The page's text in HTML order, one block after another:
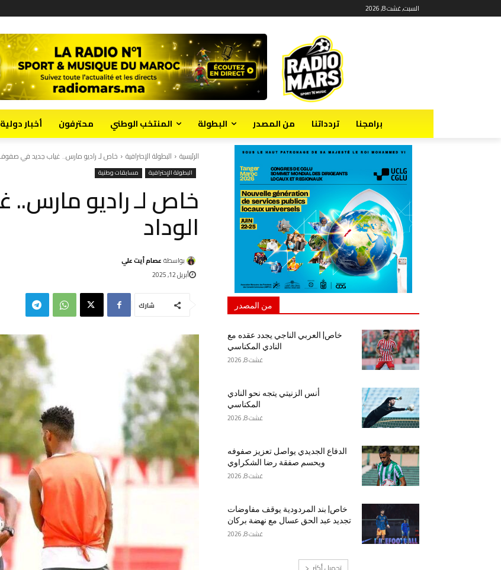
السبت, غشت 8, 2026
برامجنا تردداتنا من المصدر البطولة المنتخب الوطني محترفون أخبار دولية
الرئيسية البطولة الإحترافية خاص لـ راديو مارس.. غياب جديد في صفوف
البطولة الإحترافية مسابقات وطنية
خاص لـ راديو
الوداد
بواسطة عصام أيت علي
أبريل 12, 2025
شارك من المصدر
خاص| العربي الناجي يجدد عقده مع
النادي المكناسي
غشت 8, 2026
أنس الزنيتي يتجه نحو النادي
المكناسي
غشت 8, 2026
الدفاع الجديدي يواصل تعزيز صفوفه
ويحسم صفقة رضا الشكراوي
غشت 8, 2026
خاص| بند المردودية يوقف مفاوضات
تجديد عبد الحق عسال مع نهضة بركان
غشت 8, 2026